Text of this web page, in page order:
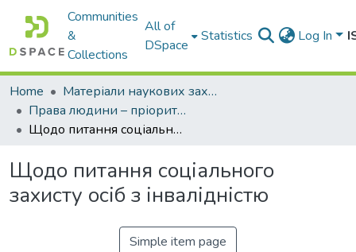
Communities
&
Collections
All of
DSpace
Statistics Log In
Home
Матеріали наукових заходів
Права людини – пріоритет сучасної держави
Щодо питання соціального захисту осіб з інвалідністю
Щодо питання соціального
захисту осіб з інвалідністю
Simple item page